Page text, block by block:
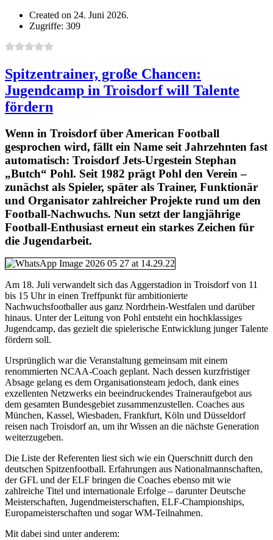
Created on 24. Juni 2026.
Zugriffe: 309
Spitzentrainer, große Chancen:
Jugendcamp in Troisdorf will Talente
fördern
Wenn in Troisdorf über American Football
gesprochen wird, fällt ein Name seit Jahrzehnten fast
automatisch: Troisdorf Jets-Urgestein Stephan
„Butch“ Pohl. Seit 1982 prägt Pohl den Verein –
zunächst als Spieler, später als Trainer, Funktionär
und Organisator zahlreicher Projekte rund um den
Football-Nachwuchs. Nun setzt der langjährige
Football-Enthusiast erneut ein starkes Zeichen für
die Jugendarbeit.
Am 18. Juli verwandelt sich das Aggerstadion in Troisdorf von 11
bis 15 Uhr in einen Treffpunkt für ambitionierte
Nachwuchsfootballer aus ganz Nordrhein-Westfalen und darüber
hinaus. Unter der Leitung von Pohl entsteht ein hochklassiges
Jugendcamp, das gezielt die spielerische Entwicklung junger Talente
fördern soll.
Ursprünglich war die Veranstaltung gemeinsam mit einem
renommierten NCAA-Coach geplant. Nach dessen kurzfristiger
Absage gelang es dem Organisationsteam jedoch, dank eines
exzellenten Netzwerks ein beeindruckendes Traineraufgebot aus
dem gesamten Bundesgebiet zusammenzustellen. Coaches aus
München, Kassel, Wiesbaden, Frankfurt, Köln und Düsseldorf
reisen nach Troisdorf an, um ihr Wissen an die nächste Generation
weiterzugeben.
Die Liste der Referenten liest sich wie ein Querschnitt durch den
deutschen Spitzenfootball. Erfahrungen aus Nationalmannschaften,
der GFL und der ELF bringen die Coaches ebenso mit wie
zahlreiche Titel und internationale Erfolge – darunter Deutsche
Meisterschaften, Jugendmeisterschaften, ELF-Championships,
Europameisterschaften und sogar WM-Teilnahmen.
Mit dabei sind unter anderem: